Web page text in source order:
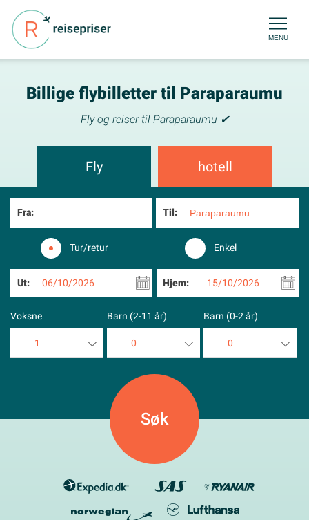
MENU
Billige flybilletter til Paraparaumu
Fly og reiser til Paraparaumu ✔
Fly hotell
Fra: Til:
Tur/retur Enkel
Ut: 06/10/2026 Hjem: 15/10/2026
Voksne
1
Barn (2-11 år)
0
5
Barn (0-2 år)
0